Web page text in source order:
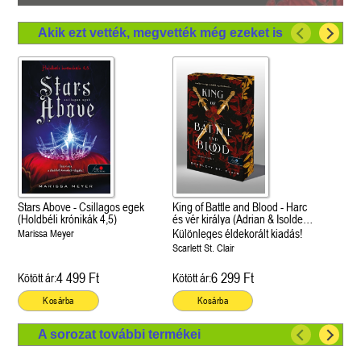
Akik ezt vették, megvették még ezeket is
Stars Above - Csillagos egek
(Holdbéli krónikák 4,5)
Marissa Meyer
Kötött ár:4 499 Ft
Kosárba
King of Battle and Blood - Harc
és vér királya (Adrian & Isolde
1.)
Különleges éldekorált kiadás!
Scarlett St. Clair
Kötött ár:6 299 Ft
Kosárba
A sorozat további termékei